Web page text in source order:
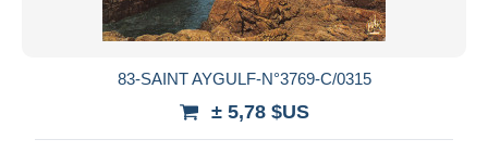
83-SAINT AYGULF-N°3769-C/0315
± 5,78 $US